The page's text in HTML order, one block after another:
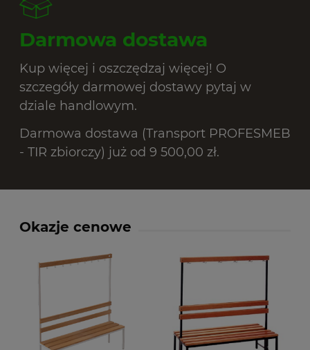
Darmowa dostawa
Kup więcej i oszczędzaj więcej! O
szczegóły darmowej dostawy pytaj w
dziale handlowym.
Darmowa dostawa (Transport PROFESMEB
- TIR zbiorczy) już od 9 500,00 zł.
Okazje cenowe